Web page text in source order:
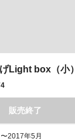
Light box（小）
販売終了
2017年5月